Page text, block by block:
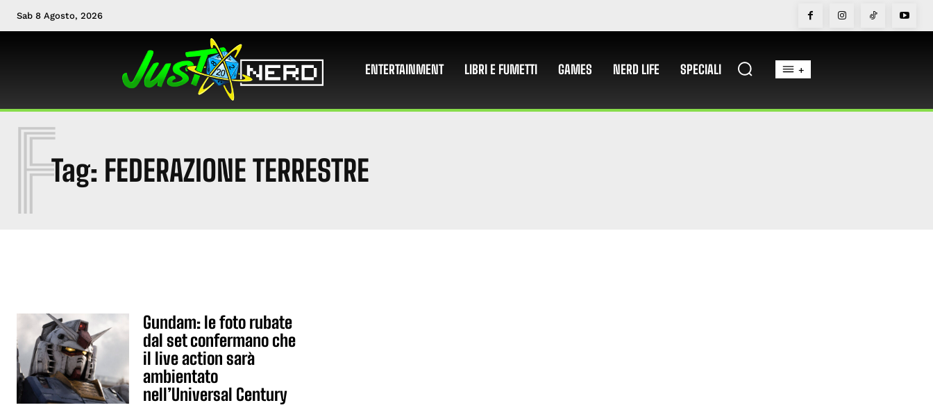
Sab 8 Agosto, 2026
ENTERTAINMENT LIBRI E FUMETTI GAMES NERD LIFE SPECIALI +
Tag: FEDERAZIONE TERRESTRE
F
Gundam: le foto rubate
dal set confermano che
il live action sarà
ambientato
nell’Universal Century